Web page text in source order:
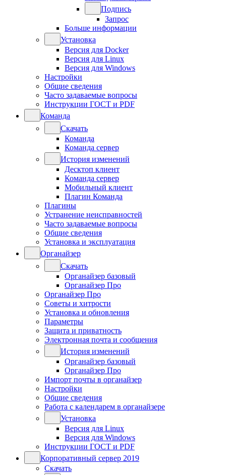
Подпись
Запрос
Больше информации
Установка
Версия для Docker
Версия для Linux
Версия для Windows
Настройки
Общие сведения
Часто задаваемые вопросы
Инструкции ГОСТ и PDF
Команда
Скачать
Команда
Команда сервер
История изменений
Десктоп клиент
Команда сервер
Мобильный клиент
Плагин Команда
Плагины
Устранение неисправностей
Часто задаваемые вопросы
Общие сведения
Установка и эксплуатация
Органайзер
Скачать
Органайзер базовый
Органайзер Про
Органайзер Про
Советы и хитрости
Установка и обновления
Параметры
Защита и приватность
Электронная почта и сообщения
История изменений
Органайзер базовый
Органайзер Про
Импорт почты в органайзер
Настройки
Общие сведения
Работа с календарем в органайзере
Установка
Версия для Linux
Версия для Windows
Инструкции ГОСТ и PDF
Корпоративный сервер 2019
Скачать